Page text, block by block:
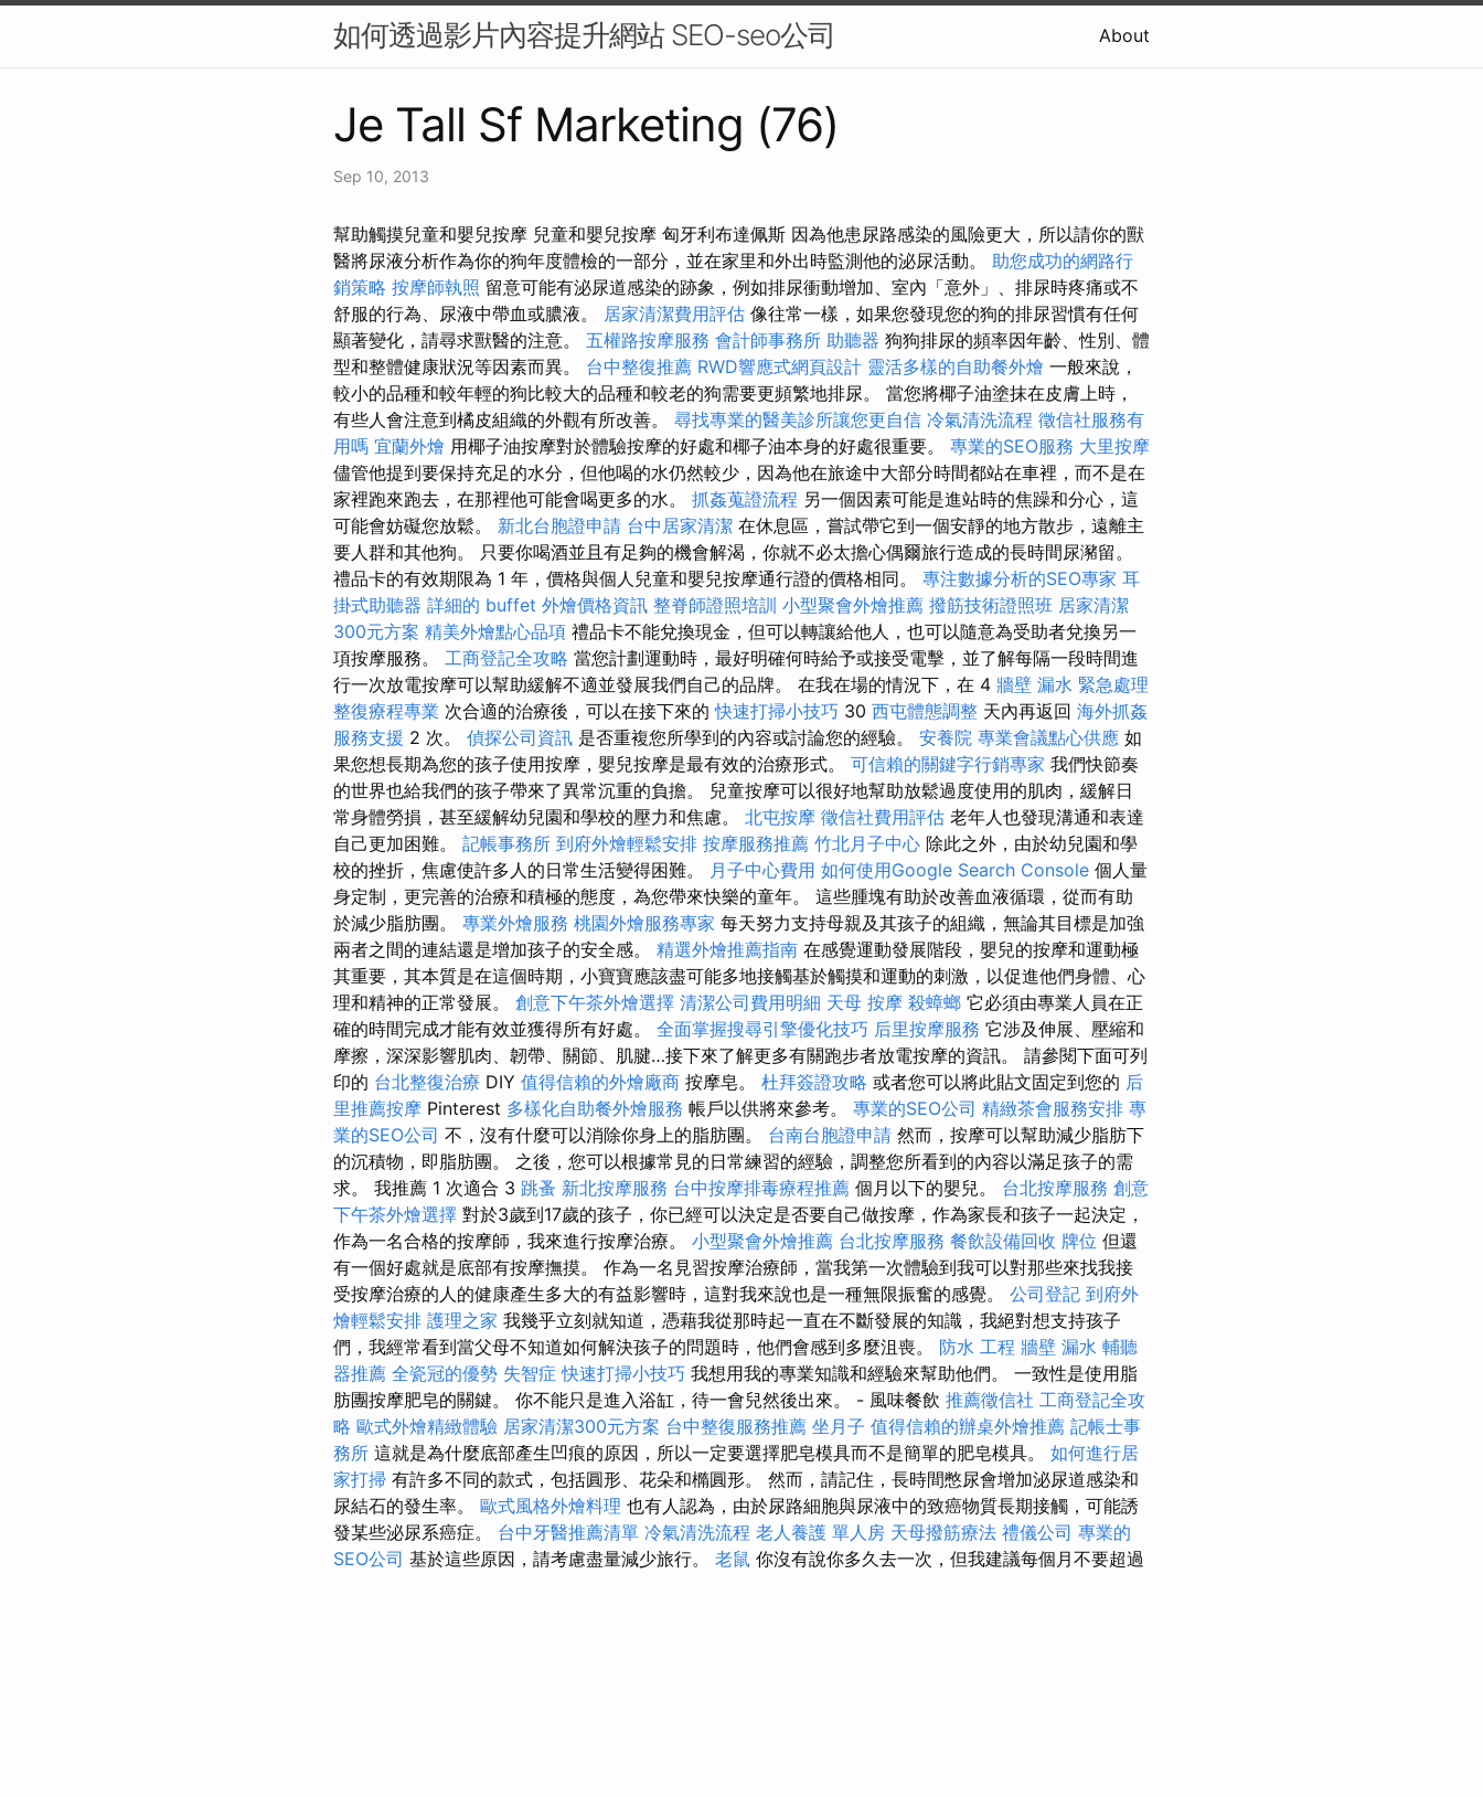
如何透過影片內容提升網站 SEO-seo公司 About
Je Tall Sf Marketing (76)
Sep 10, 2013
幫助觸摸兒童和嬰兒按摩 兒童和嬰兒按摩 匈牙利布達佩斯 因為他患尿路感染的風險更大，所以請你的獸
醫將尿液分析作為你的狗年度體檢的一部分，並在家里和外出時監測他的泌尿活動。 助您成功的網路行
銷策略 按摩師執照 留意可能有泌尿道感染的跡象，例如排尿衝動增加、室內「意外」、排尿時疼痛或不
舒服的行為、尿液中帶血或膿液。 居家清潔費用評估 像往常一樣，如果您發現您的狗的排尿習慣有任何
顯著變化，請尋求獸醫的注意。 五權路按摩服務 會計師事務所 助聽器 狗狗排尿的頻率因年齡、性別、體
型和整體健康狀況等因素而異。 台中整復推薦 RWD響應式網頁設計 靈活多樣的自助餐外燴 一般來說，
較小的品種和較年輕的狗比較大的品種和較老的狗需要更頻繁地排尿。 當您將椰子油塗抹在皮膚上時，
有些人會注意到橘皮組織的外觀有所改善。 尋找專業的醫美診所讓您更自信 冷氣清洗流程 徵信社服務有
用嗎 宜蘭外燴 用椰子油按摩對於體驗按摩的好處和椰子油本身的好處很重要。 專業的SEO服務 大里按摩
儘管他提到要保持充足的水分，但他喝的水仍然較少，因為他在旅途中大部分時間都站在車裡，而不是在
家裡跑來跑去，在那裡他可能會喝更多的水。 抓姦蒐證流程 另一個因素可能是進站時的焦躁和分心，這
可能會妨礙您放鬆。 新北台胞證申請 台中居家清潔 在休息區，嘗試帶它到一個安靜的地方散步，遠離主
要人群和其他狗。 只要你喝酒並且有足夠的機會解渴，你就不必太擔心偶爾旅行造成的長時間尿瀦留。
禮品卡的有效期限為 1 年，價格與個人兒童和嬰兒按摩通行證的價格相同。 專注數據分析的SEO專家 耳
掛式助聽器 詳細的 buffet 外燴價格資訊 整脊師證照培訓 小型聚會外燴推薦 撥筋技術證照班 居家清潔
300元方案 精美外燴點心品項 禮品卡不能兌換現金，但可以轉讓給他人，也可以隨意為受助者兌換另一
項按摩服務。 工商登記全攻略 當您計劃運動時，最好明確何時給予或接受電擊，並了解每隔一段時間進
行一次放電按摩可以幫助緩解不適並發展我們自己的品牌。 在我在場的情況下，在 4 牆壁 漏水 緊急處理
整復療程專業 次合適的治療後，可以在接下來的快速打掃小技巧 30 西屯體態調整 天內再返回 海外抓姦
服務支援 2 次。 偵探公司資訊 是否重複您所學到的內容或討論您的經驗。 安養院 專業會議點心供應 如
果您想長期為您的孩子使用按摩，嬰兒按摩是最有效的治療形式。 可信賴的關鍵字行銷專家 我們快節奏
的世界也給我們的孩子帶來了異常沉重的負擔。 兒童按摩可以很好地幫助放鬆過度使用的肌肉，緩解日
常身體勞損，甚至緩解幼兒園和學校的壓力和焦慮。 北屯按摩 徵信社費用評估 老年人也發現溝通和表達
自己更加困難。 記帳事務所 到府外燴輕鬆安排 按摩服務推薦 竹北月子中心 除此之外，由於幼兒園和學
校的挫折，焦慮使許多人的日常生活變得困難。
月子中心費用 如何使用Google Search Console 個人量
身定制，更完善的治療和積極的態度，為您帶來快樂的童年。 這些腫塊有助於改善血液循環，從而有助
於減少脂肪團。 專業外燴服務 桃園外燴服務專家 每天努力支持母親及其孩子的組織，無論其目標是加強
兩者之間的連結還是增加孩子的安全感。 精選外燴推薦指南 在感覺運動發展階段，嬰兒的按摩和運動極
其重要，其本質是在這個時期，小寶寶應該盡可能多地接觸基於觸摸和運動的刺激，以促進他們身體、心
理和精神的正常發展。 創意下午茶外燴選擇 清潔公司費用明細 天母 按摩 殺蟑螂 它必須由專業人員在正
確的時間完成才能有效並獲得所有好處。 全面掌握搜尋引擎優化技巧 后里按摩服務 它涉及伸展、壓縮和
摩擦，深深影響肌肉、韌帶、關節、肌腱…接下來了解更多有關跑步者放電按摩的資訊。 請參閱下面可列
印的 台北整復治療 DIY 值得信賴的外燴廠商 按摩皂。 杜拜簽證攻略 或者您可以將此貼文固定到您的 后
里推薦按摩 Pinterest 多樣化自助餐外燴服務 帳戶以供將來參考。 專業的SEO公司 精緻茶會服務安排 專
業的SEO公司 不，沒有什麼可以消除你身上的脂肪團。 台南台胞證申請 然而，按摩可以幫助減少脂肪下
的沉積物，即脂肪團。 之後，您可以根據常見的日常練習的經驗，調整您所看到的內容以滿足孩子的需
求。 我推薦 1 次適合 3 跳蚤 新北按摩服務 台中按摩排毒療程推薦 個月以下的嬰兒。 台北按摩服務 創意
下午茶外燴選擇 對於3歲到17歲的孩子，你已經可以決定是否要自己做按摩，作為家長和孩子一起決定，
作為一名合格的按摩師，我來進行按摩治療。 小型聚會外燴推薦 台北按摩服務 餐飲設備回收 牌位 但還
有一個好處就是底部有按摩撫摸。 作為一名見習按摩治療師，當我第一次體驗到我可以對那些來找我接
受按摩治療的人的健康產生多大的有益影響時，這對我來說也是一種無限振奮的感覺。 公司登記 到府外
燴輕鬆安排 護理之家 我幾乎立刻就知道，憑藉我從那時起一直在不斷發展的知識，我絕對想支持孩子
們，我經常看到當父母不知道如何解決孩子的問題時，他們會感到多麼沮喪。 防水 工程 牆壁 漏水 輔聽
器推薦 全瓷冠的優勢 失智症 快速打掃小技巧 我想用我的專業知識和經驗來幫助他們。 一致性是使用脂
肪團按摩肥皂的關鍵。 你不能只是進入浴缸，待一會兒然後出來。 - 風味餐飲 推薦徵信社 工商登記全攻
略 歐式外燴精緻體驗 居家清潔300元方案 台中整復服務推薦 坐月子 值得信賴的辦桌外燴推薦 記帳士事
務所 這就是為什麼底部產生凹痕的原因，所以一定要選擇肥皂模具而不是簡單的肥皂模具。 如何進行居
家打掃 有許多不同的款式，包括圓形、花朵和橢圓形。 然而，請記住，長時間憋尿會增加泌尿道感染和
尿結石的發生率。 歐式風格外燴料理 也有人認為，由於尿路細胞與尿液中的致癌物質長期接觸，可能誘
發某些泌尿系癌症。 台中牙醫推薦清單 冷氣清洗流程 老人養護 單人房 天母撥筋療法 禮儀公司 專業的
SEO公司 基於這些原因，請考慮盡量減少旅行。 老鼠 你沒有說你多久去一次，但我建議每個月不要超過